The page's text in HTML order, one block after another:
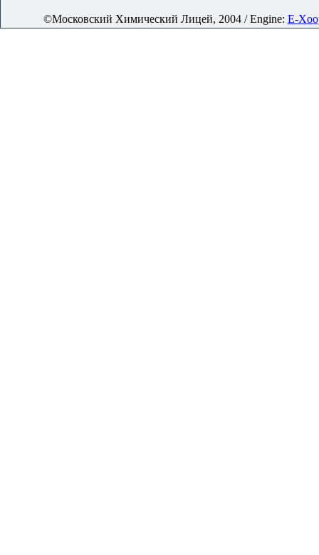
©Московский Химический Лицей, 2004 / Engine: E-